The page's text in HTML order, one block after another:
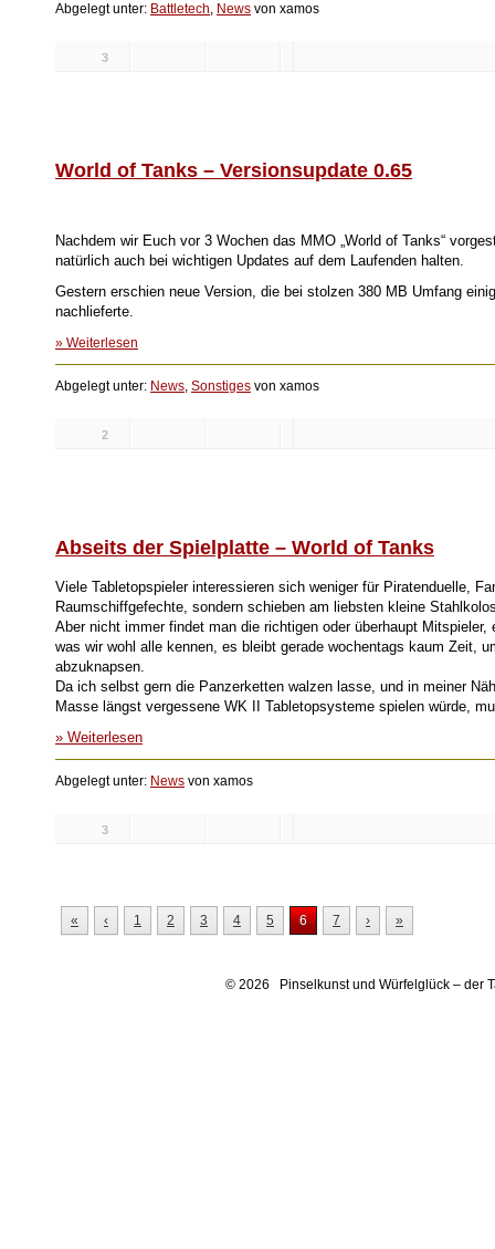
Abgelegt unter: Battletech, News von xamos
3
World of Tanks – Versionsupdate 0.65
Nachdem wir Euch vor 3 Wochen das MMO „World of Tanks“
natürlich auch bei wichtigen Updates auf dem Laufenden halten.
Gestern erschien neue Version, die bei stolzen 380 MB Umfang
nachlieferte.
» Weiterlesen
Abgelegt unter: News, Sonstiges von xamos
2
Abseits der Spielplatte – World of Tanks
Viele Tabletopspieler interessieren sich weniger für Piratenduelle,
Raumschiffgefechte, sondern schieben am liebsten kleine
Aber nicht immer findet man die richtigen oder überhaupt
was wir wohl alle kennen, es bleibt gerade wochentags kaum Zeit,
abzuknapsen.
Da ich selbst gern die Panzerketten walzen lasse, und in meiner
Masse längst vergessene WK II Tabletopsysteme spielen würde,
» Weiterlesen
Abgelegt unter: News von xamos
3
« ‹ 1 2 3 4 5 6 7 › »
© 2026 Pinselkunst und Würfelglück – der